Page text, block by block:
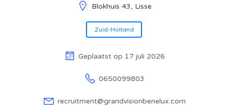
Blokhuis 43, Lisse
Zuid-Holland
Geplaatst op 17 juli 2026
0650099803
recruitment@grandvisionbenelux.com